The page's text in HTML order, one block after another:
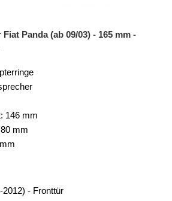
Panda (ab 09/03) - 165 mm -
146 mm
mm
2012) - Fronttür